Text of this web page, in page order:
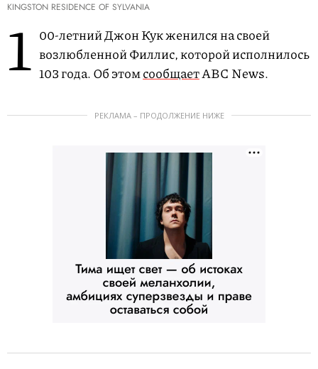
KINGSTON RESIDENCE OF SYLVANIA
1 00-летний Джон Кук женился на своей
возлюбленной Филлис, которой исполнилось
103 года. Об этомсообщаетABC News.
РЕКЛАМА – ПРОДОЛЖЕНИЕ НИЖЕ